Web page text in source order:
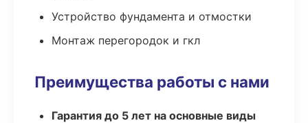
Устройство фундамента и отмостки
Монтаж перегородок и гкл
Преимущества работы с нами
Гарантия до 5 лет на основные виды